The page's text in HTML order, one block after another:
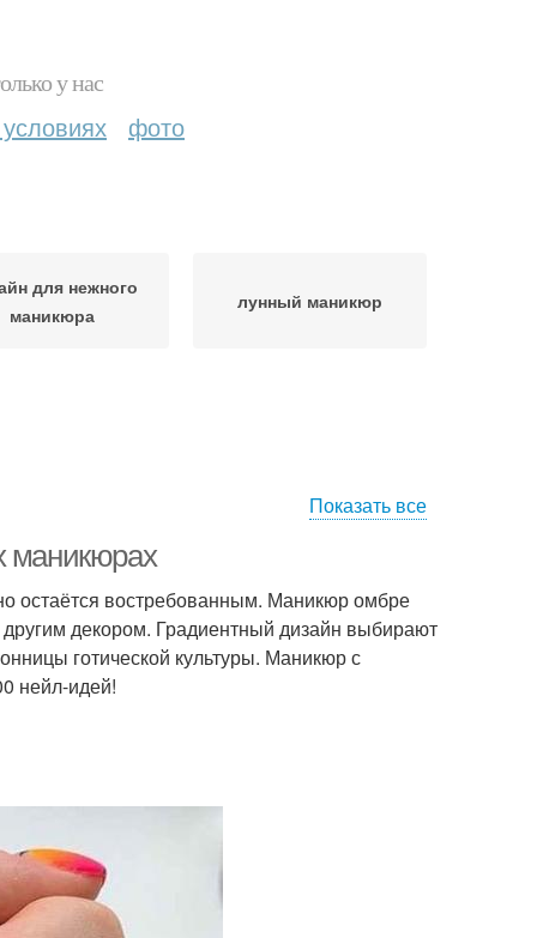
у нас
фото
для нежного
маникюра
лунный маникюр
Показать все
маникюрах
остаётся востребованным. Маникюр омбре
декором. Градиентный дизайн выбирают
готической культуры. Маникюр с
нейл-идей!